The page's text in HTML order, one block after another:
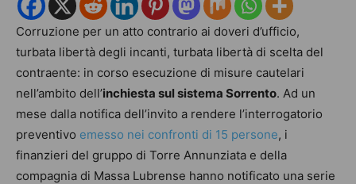
Corruzione per un atto contrario ai doveri d’ufficio,
turbata libertà degli incanti, turbata libertà di scelta del
contraente: in corso esecuzione di misure cautelari
nell’ambito dell’inchiesta sul sistema Sorrento. Ad un
mese dalla notifica dell’invito a rendere l’interrogatorio
preventivo emesso nei confronti di 15 persone, i
finanzieri del gruppo di Torre Annunziata e della
compagnia di Massa Lubrense hanno notificato una serie